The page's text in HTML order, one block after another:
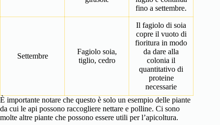
fino a settembre.
Settembre
Fagiolo soia,
tiglio, cedro
Il fagiolo di soia
copre il vuoto di
fioritura in modo
da dare alla
colonia il
quantitativo di
proteine
necessarie
È importante notare che questo è solo un esempio delle piante
da cui le api possono raccogliere nettare e polline. Ci sono
molte altre piante che possono essere utili per l’apicoltura.